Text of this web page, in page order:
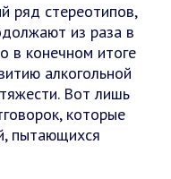
ряд стереотипов,
из раза в
в конечном итоге
алкогольной
Вот лишь
которые
пытающихся